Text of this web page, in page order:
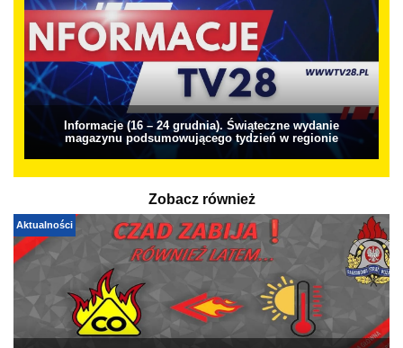
Informacje (16 – 24 grudnia). Świąteczne wydanie
magazynu podsumowującego tydzień w regionie
Zobacz również
Aktualności